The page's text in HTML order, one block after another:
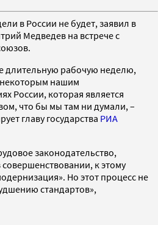
в России не будет, заявил в
Медведев на встрече с
длительную рабочую неделю,
некоторым нашим
России, которая является
что бы мы там ни думали, –
главу государства РИА
законодательство,
к этому
Но этот процесс не
стандартов»,